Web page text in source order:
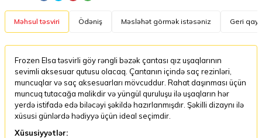
Məhsul təsviri Ödəniş Məsləhət görmək istəsəniz Geri
Frozen Elsa təsvirli göy rəngli bəzək çantası qız uşaqlarının
sevimli aksesuar qutusu olacaq. Çantanın içində saç rezinləri,
muncuqlar və saç aksesuarları mövcuddur. Rahat daşınması üçün
muncuq tutacağa malikdir və yüngül quruluşu ilə uşaqların hər
yerdə istifadə edə biləcəyi şəkildə hazırlanmışdır. Şəkilli dizaynı ilə
xüsusi günlərdə hədiyyə üçün ideal seçimdir.
Xüsusiyyətlər: